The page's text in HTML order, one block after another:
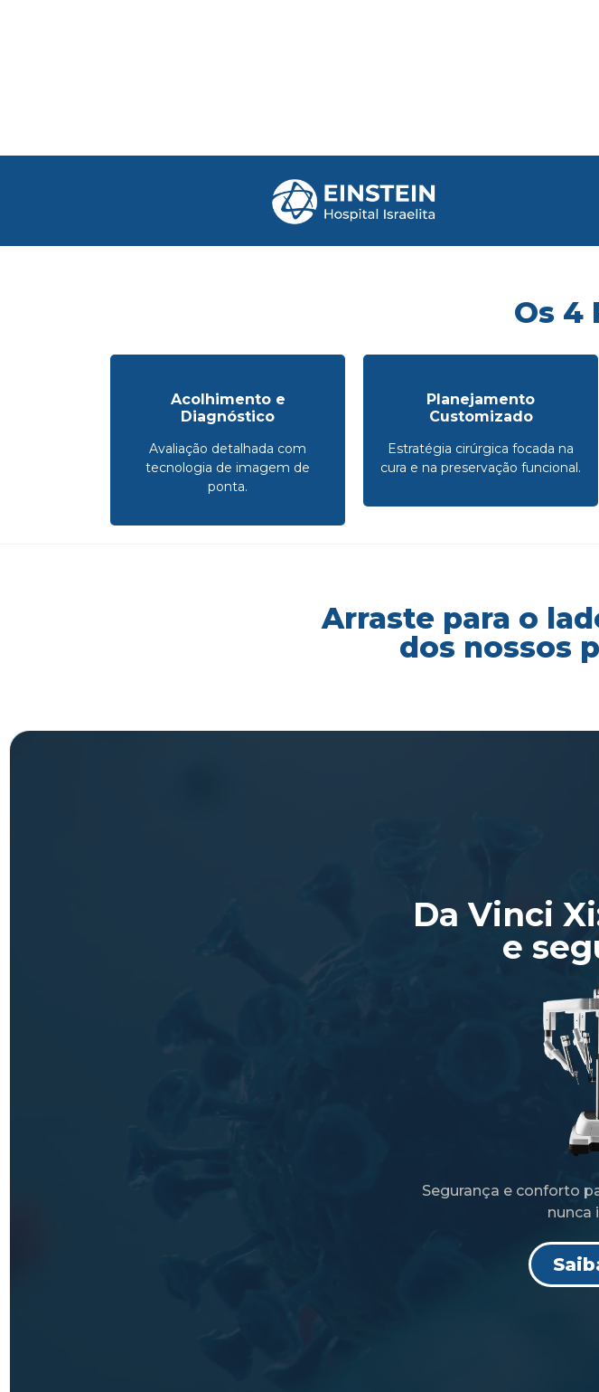
Os 4
Acolhimento e
Diagnóstico
Avaliação detalhada com
tecnologia de imagem de
ponta.
Planejamento
Customizado
Estratégia cirúrgica focada na
cura e na preservação funcional.
Arraste para o
dos nossos
Da Vinci
e
Segurança e conforto
nunca